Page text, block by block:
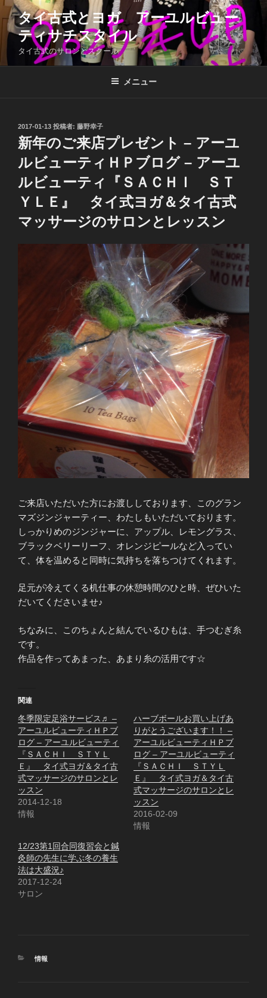
コ
ン
テ
ツ
タイ古式とヨガ アーユルビュー
ティサチスタイル
タイ古式のサロンとスクール
メニュー
投
稿
日:
2017-01-13 投稿者: 藤野幸子
新年のご来店プレゼント – アーユ
ルビューティＨＰブログ – アーユ
ルビューティ『ＳＡＣＨＩ ＳＴ
ＹＬＥ』 タイ式ヨガ＆タイ古式
マッサージのサロンとレッスン
ご来店いただいた方にお渡ししております、このグラン
マズジンジャーティー、わたしもいただいております。
しっかりめのジンジャーに、アップル、レモングラス、
ブラックベリーリーフ、オレンジピールなど入ってい
て、体を温めると同時に気持ちを落ちつけてくれます。
足元が冷えてくる机仕事の休憩時間のひと時、ぜひいた
だいてくださいませ♪
ちなみに、このちょんと結んでいるひもは、手つむぎ糸
です。
作品を作ってあまった、あまり糸の活用です☆
関連
冬季限定足浴サービス♬ –
アーユルビューティＨＰブ
ログ – アーユルビューティ
『ＳＡＣＨＩ ＳＴＹＬ
Ｅ』 タイ式ヨガ＆タイ古
式マッサージのサロンとレ
ッスン
2014-12-18
情報
ハーブボールお買い上げあ
りがとうございます！！ –
アーユルビューティＨＰブ
ログ – アーユルビューティ
『ＳＡＣＨＩ ＳＴＹＬ
Ｅ』 タイ式ヨガ＆タイ古
式マッサージのサロンとレ
ッスン
2016-02-09
情報
12/23第1回合同復習会と鍼
灸師の先生に学ぶ冬の養生
法は大盛況♪
2017-12-24
サロン
カ
情報